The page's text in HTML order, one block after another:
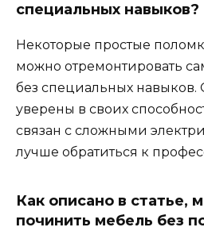
специальных навыков?
Некоторые простые
можно отремонтировать
без специальных навыков.
уверены в своих
связан с сложными
лучше обратиться к
Как описано в статье,
починить мебель без